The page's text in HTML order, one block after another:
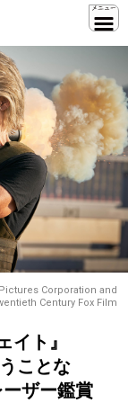
Corporation and
Century Fox Film
イト』
ことな
ザー鑑賞